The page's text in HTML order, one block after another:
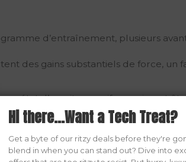
d’entraînement, plusieurs
des gains substantiels de force,
un état d’esprit agressif, ce qui peut
à d’autres anabolisants, l’Halotestin
Hi there...Want a Tech Treat?
Get a byte of our ritzy deals before they're
blend in when you can stand out? Dive into